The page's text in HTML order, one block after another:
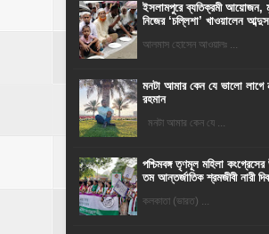
‎ইসলামপুরে ব্যতিক্রমী
নিজের ‘চল্লিশা’ খাওয়ালেন
আলমাস হোসেন আওয়ালঃ ...
মনটা আমার কেন যে ভালো
রহমান
মনটা আমার কেন যে ...
পশ্চিমবঙ্গ তৃণমূল মহিলা
তম আন্তর্জাতিক শ্রমজীবী নারী
কলকাতা (ভারত) ...